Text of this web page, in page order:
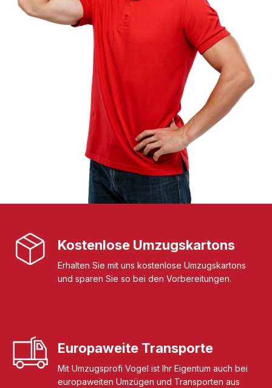
Kostenlose Umzugskartons
Erhalten Sie mit uns kostenlose Umzugskartons
und sparen Sie so bei den Vorbereitungen.
Europaweite Transporte
Mit Umzugsprofi Vogel ist Ihr Eigentum auch bei
europaweiten Umzügen und Transporten aus